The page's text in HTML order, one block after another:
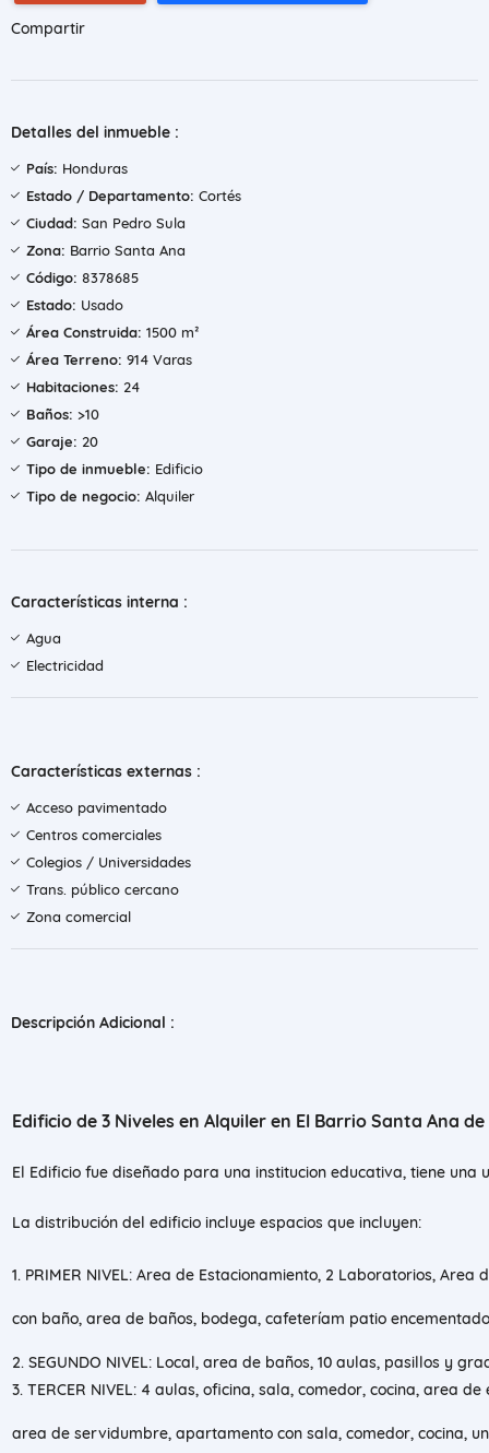
Compartir
Detalles del inmueble :
País: Honduras
Estado / Departamento: Cortés
Ciudad: San Pedro Sula
Zona: Barrio Santa Ana
Código: 8378685
Estado: Usado
Área Construida: 1500 m²
Área Terreno: 914 Varas
Habitaciones: 24
Baños: >10
Garaje: 20
Tipo de inmueble: Edificio
Tipo de negocio: Alquiler
Características interna :
Agua
Electricidad
Características externas :
Acceso pavimentado
Centros comerciales
Colegios / Universidades
Trans. público cercano
Zona comercial
Descripción Adicional :
Edificio de 3 Niveles en Alquiler en El Barrio Santa Ana
El Edificio fue diseñado para una institucion educativa, tiene
La distribución del edificio incluye espacios que incluyen:
1. PRIMER NIVEL: Area de Estacionamiento, 2 Laboratorios,
con baño, area de baños, bodega, cafeteríam patio
2. SEGUNDO NIVEL: Local, area de baños, 10 aulas, pasillos y
3. TERCER NIVEL: 4 aulas, oficina, sala, comedor, cocina, area
area de servidumbre, apartamento con sala, comedor, cocina,